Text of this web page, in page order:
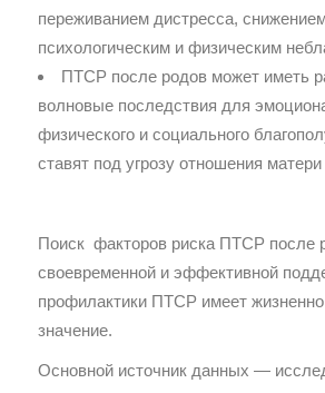
переживанием дистресса,
психологическим и физическим
ПТСР после родов может иметь
волновые последствия для
физического и социального
ставят под угрозу отношения
Поиск факторов риска ПТСР после
своевременной и эффективной
профилактики ПТСР имеет
значение.
Основной источник данных —